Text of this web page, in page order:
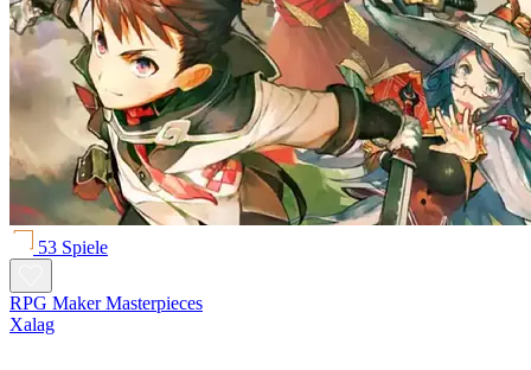
53 Spiele
RPG Maker Masterpieces
Xalag